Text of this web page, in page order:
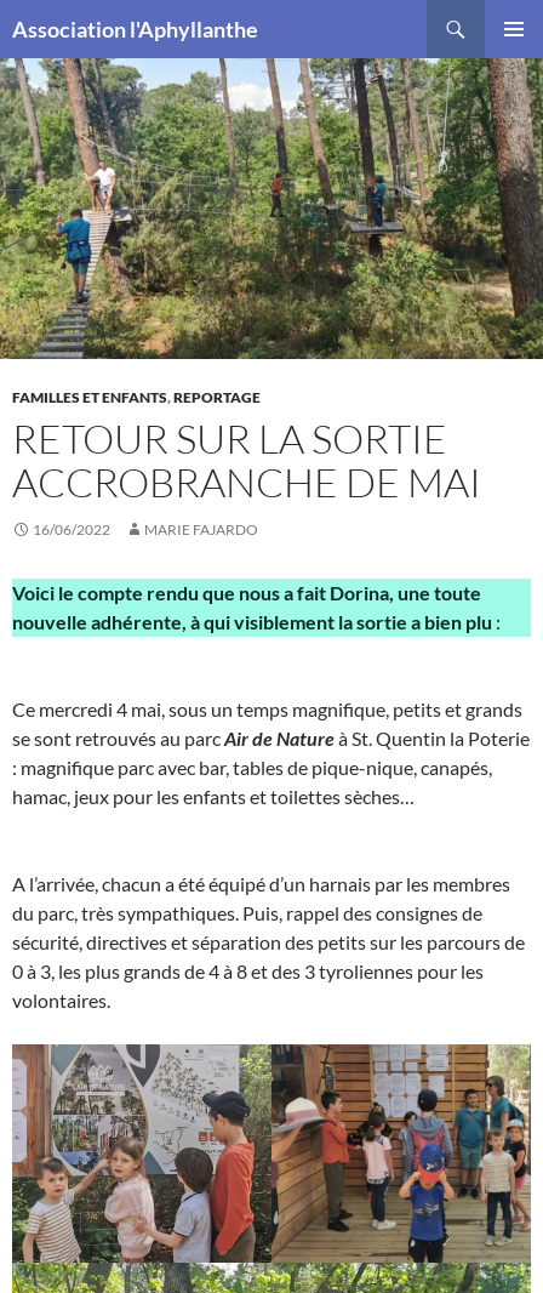
Association l'Aphyllanthe
MENU
AU
CONTENU
FAMILLES ET ENFANTS,REPORTAGE
RETOUR SUR LA SORTIE
ACCROBRANCHE DE MAI
16/06/2022 MARIE FAJARDO
Voici le compte rendu que nous a fait Dorina, une toute
nouvelle adhérente, à qui visiblement la sortie a bien plu :
Ce mercredi 4 mai, sous un temps magnifique, petits et grands
se sont retrouvés au parcAir de Natureà St. Quentin la Poterie
: magnifique parc avec bar, tables de pique-nique, canapés,
hamac, jeux pour les enfants et toilettes sèches…
A l’arrivée, chacun a été équipé d’un harnais par les membres
du parc, très sympathiques. Puis, rappel des consignes de
sécurité, directives et séparation des petits sur les parcours de
0 à 3, les plus grands de 4 à 8 et des 3 tyroliennes pour les
volontaires.